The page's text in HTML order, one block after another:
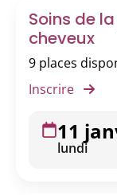
Soins de
cheveux
9 places
Inscrire
11
lundi